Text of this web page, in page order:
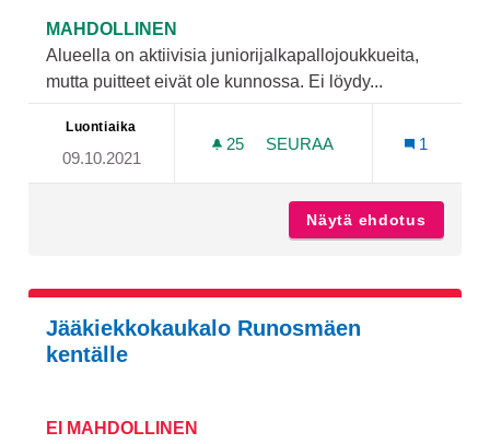
MAHDOLLINEN
Alueella on aktiivisia juniorijalkapallojoukkueita,
mutta puitteet eivät ole kunnossa. Ei löydy...
Luontiaika
09.10.2021
25 25 SEURAAJAA
SEURAA
1
Näytä ehdotus
Jääkiekkokaukalo Runosmäen
kentälle
EI MAHDOLLINEN